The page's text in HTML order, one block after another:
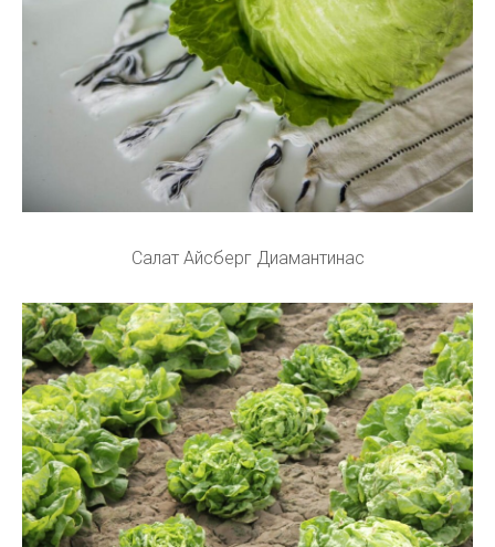
Салат Айсберг Диамантинас